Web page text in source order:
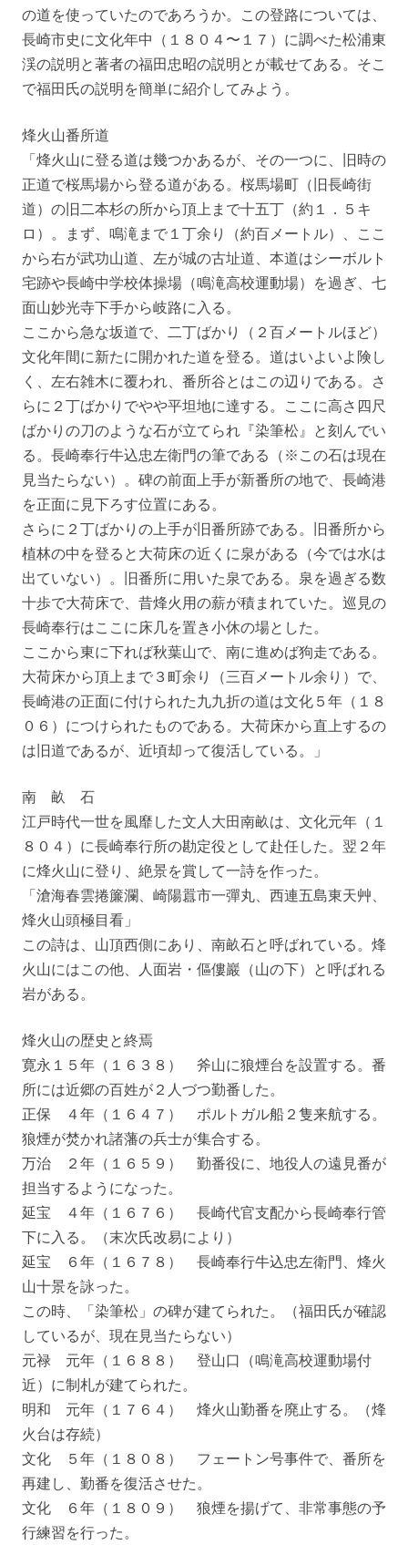
の道を使っていたのであろうか。この登路については、
長崎市史に文化年中（１８０４〜１７）に調べた松浦東
渓の説明と著者の福田忠昭の説明とが載せてある。そこ
で福田氏の説明を簡単に紹介してみよう。
烽火山番所道
「烽火山に登る道は幾つかあるが、その一つに、旧時の
正道で桜馬場から登る道がある。桜馬場町（旧長崎街
道）の旧二本杉の所から頂上まで十五丁（約１．５キ
ロ）。まず、鳴滝まで１丁余り（約百メートル）、ここ
から右が武功山道、左が城の古址道、本道はシーボルト
宅跡や長崎中学校体操場（鳴滝高校運動場）を過ぎ、七
面山妙光寺下手から岐路に入る。
ここから急な坂道で、二丁ばかり（２百メートルほど）
文化年間に新たに開かれた道を登る。道はいよいよ険し
く、左右雑木に覆われ、番所谷とはこの辺りである。さ
らに２丁ばかりでやや平坦地に達する。ここに高さ四尺
ばかりの刀のような石が立てられ『染筆松』と刻んでい
る。長崎奉行牛込忠左衛門の筆である（※この石は現在
見当たらない）。碑の前面上手が新番所の地で、長崎港
を正面に見下ろす位置にある。
さらに２丁ばかりの上手が旧番所跡である。旧番所から
植林の中を登ると大荷床の近くに泉がある（今では水は
出ていない）。旧番所に用いた泉である。泉を過ぎる数
十歩で大荷床で、昔烽火用の薪が積まれていた。巡見の
長崎奉行はここに床几を置き小休の場とした。
ここから東に下れば秋葉山で、南に進めば狗走である。
大荷床から頂上まで３町余り（三百メートル余り）で、
長崎港の正面に付けられた九九折の道は文化５年（１８
０６）につけられたものである。大荷床から直上するの
は旧道であるが、近頃却って復活している。」
南 畝 石
江戸時代一世を風靡した文人大田南畝は、文化元年（１
８０４）に長崎奉行所の勘定役として赴任した。翌２年
に烽火山に登り、絶景を賞して一詩を作った。
「滄海春雲捲簾瀾、崎陽囂市一彈丸、西連五島東天艸、
烽火山頭極目看」
この詩は、山頂西側にあり、南畝石と呼ばれている。烽
火山にはこの他、人面岩・傴僂巖（山の下）と呼ばれる
岩がある。
烽火山の歴史と終焉
寛永１５年（１６３８） 斧山に狼煙台を設置する。番
所には近郷の百姓が２人づつ勤番した。
正保 ４年（１６４７） ポルトガル船２隻来航する。
狼煙が焚かれ諸藩の兵士が集合する。
万治 ２年（１６５９） 勤番役に、地役人の遠見番が
担当するようになった。
延宝 ４年（１６７６） 長崎代官支配から長崎奉行管
下に入る。（末次氏改易により）
延宝 ６年（１６７８） 長崎奉行牛込忠左衛門、烽火
山十景を詠った。
この時、「染筆松」の碑が建てられた。（福田氏が確認
しているが、現在見当たらない）
元禄 元年（１６８８） 登山口（鳴滝高校運動場付
近）に制札が建てられた。
明和 元年（１７６４） 烽火山勤番を廃止する。（烽
火台は存続）
文化 ５年（１８０８） フェートン号事件で、番所を
再建し、勤番を復活させた。
文化 ６年（１８０９） 狼煙を揚げて、非常事態の予
行練習を行った。